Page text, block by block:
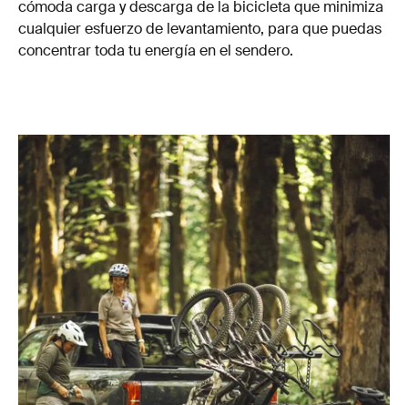
cómoda carga y descarga de la bicicleta que minimiza
cualquier esfuerzo de levantamiento, para que puedas
concentrar toda tu energía en el sendero.